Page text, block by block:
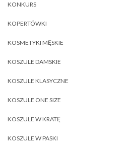
KONKURS
KOPERTÓWKI
KOSMETYKI MĘSKIE
KOSZULE DAMSKIE
KOSZULE KLASYCZNE
KOSZULE ONE SIZE
KOSZULE W KRATĘ
KOSZULE W PASKI